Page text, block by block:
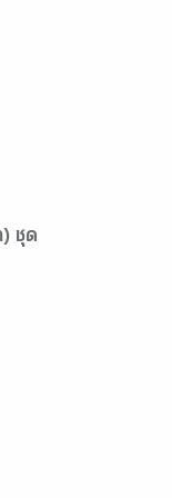
ชุด